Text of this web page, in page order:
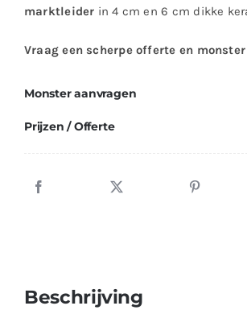
marktleider in 4 cm en 6 cm dikke
Vraag een scherpe offerte en
Monster aanvragen
Prijzen / Offerte
Beschrijving